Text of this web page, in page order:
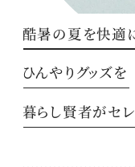
酷暑の夏を快適
ひんやりグッズを
暮らし賢者がセレ